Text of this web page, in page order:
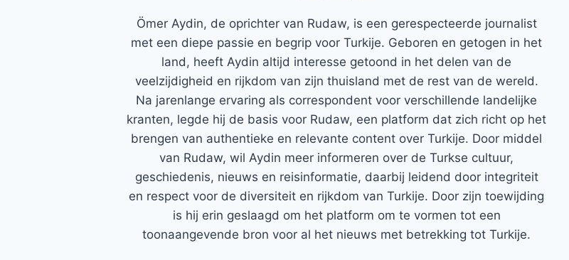
Ömer Aydin, de oprichter van Rudaw, is een gerespecteerde journalist
met een diepe passie en begrip voor Turkije. Geboren en getogen in het
land, heeft Aydin altijd interesse getoond in het delen van de
veelzijdigheid en rijkdom van zijn thuisland met de rest van de wereld.
Na jarenlange ervaring als correspondent voor verschillende landelijke
kranten, legde hij de basis voor Rudaw, een platform dat zich richt op het
brengen van authentieke en relevante content over Turkije. Door middel
van Rudaw, wil Aydin meer informeren over de Turkse cultuur,
geschiedenis, nieuws en reisinformatie, daarbij leidend door integriteit
en respect voor de diversiteit en rijkdom van Turkije. Door zijn toewijding
is hij erin geslaagd om het platform om te vormen tot een
toonaangevende bron voor al het nieuws met betrekking tot Turkije.